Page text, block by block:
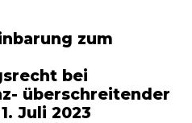
zum
bei
überschreitender
Juli 2023